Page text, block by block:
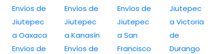
Envíos de
Jiutepec
a Oaxaca
Envíos de
Envíos de
Jiutepec
a Kanasín
Envíos de
Envíos de
Jiutepec
a San
Francisco
Jiutepec
a Victoria
de
Durango